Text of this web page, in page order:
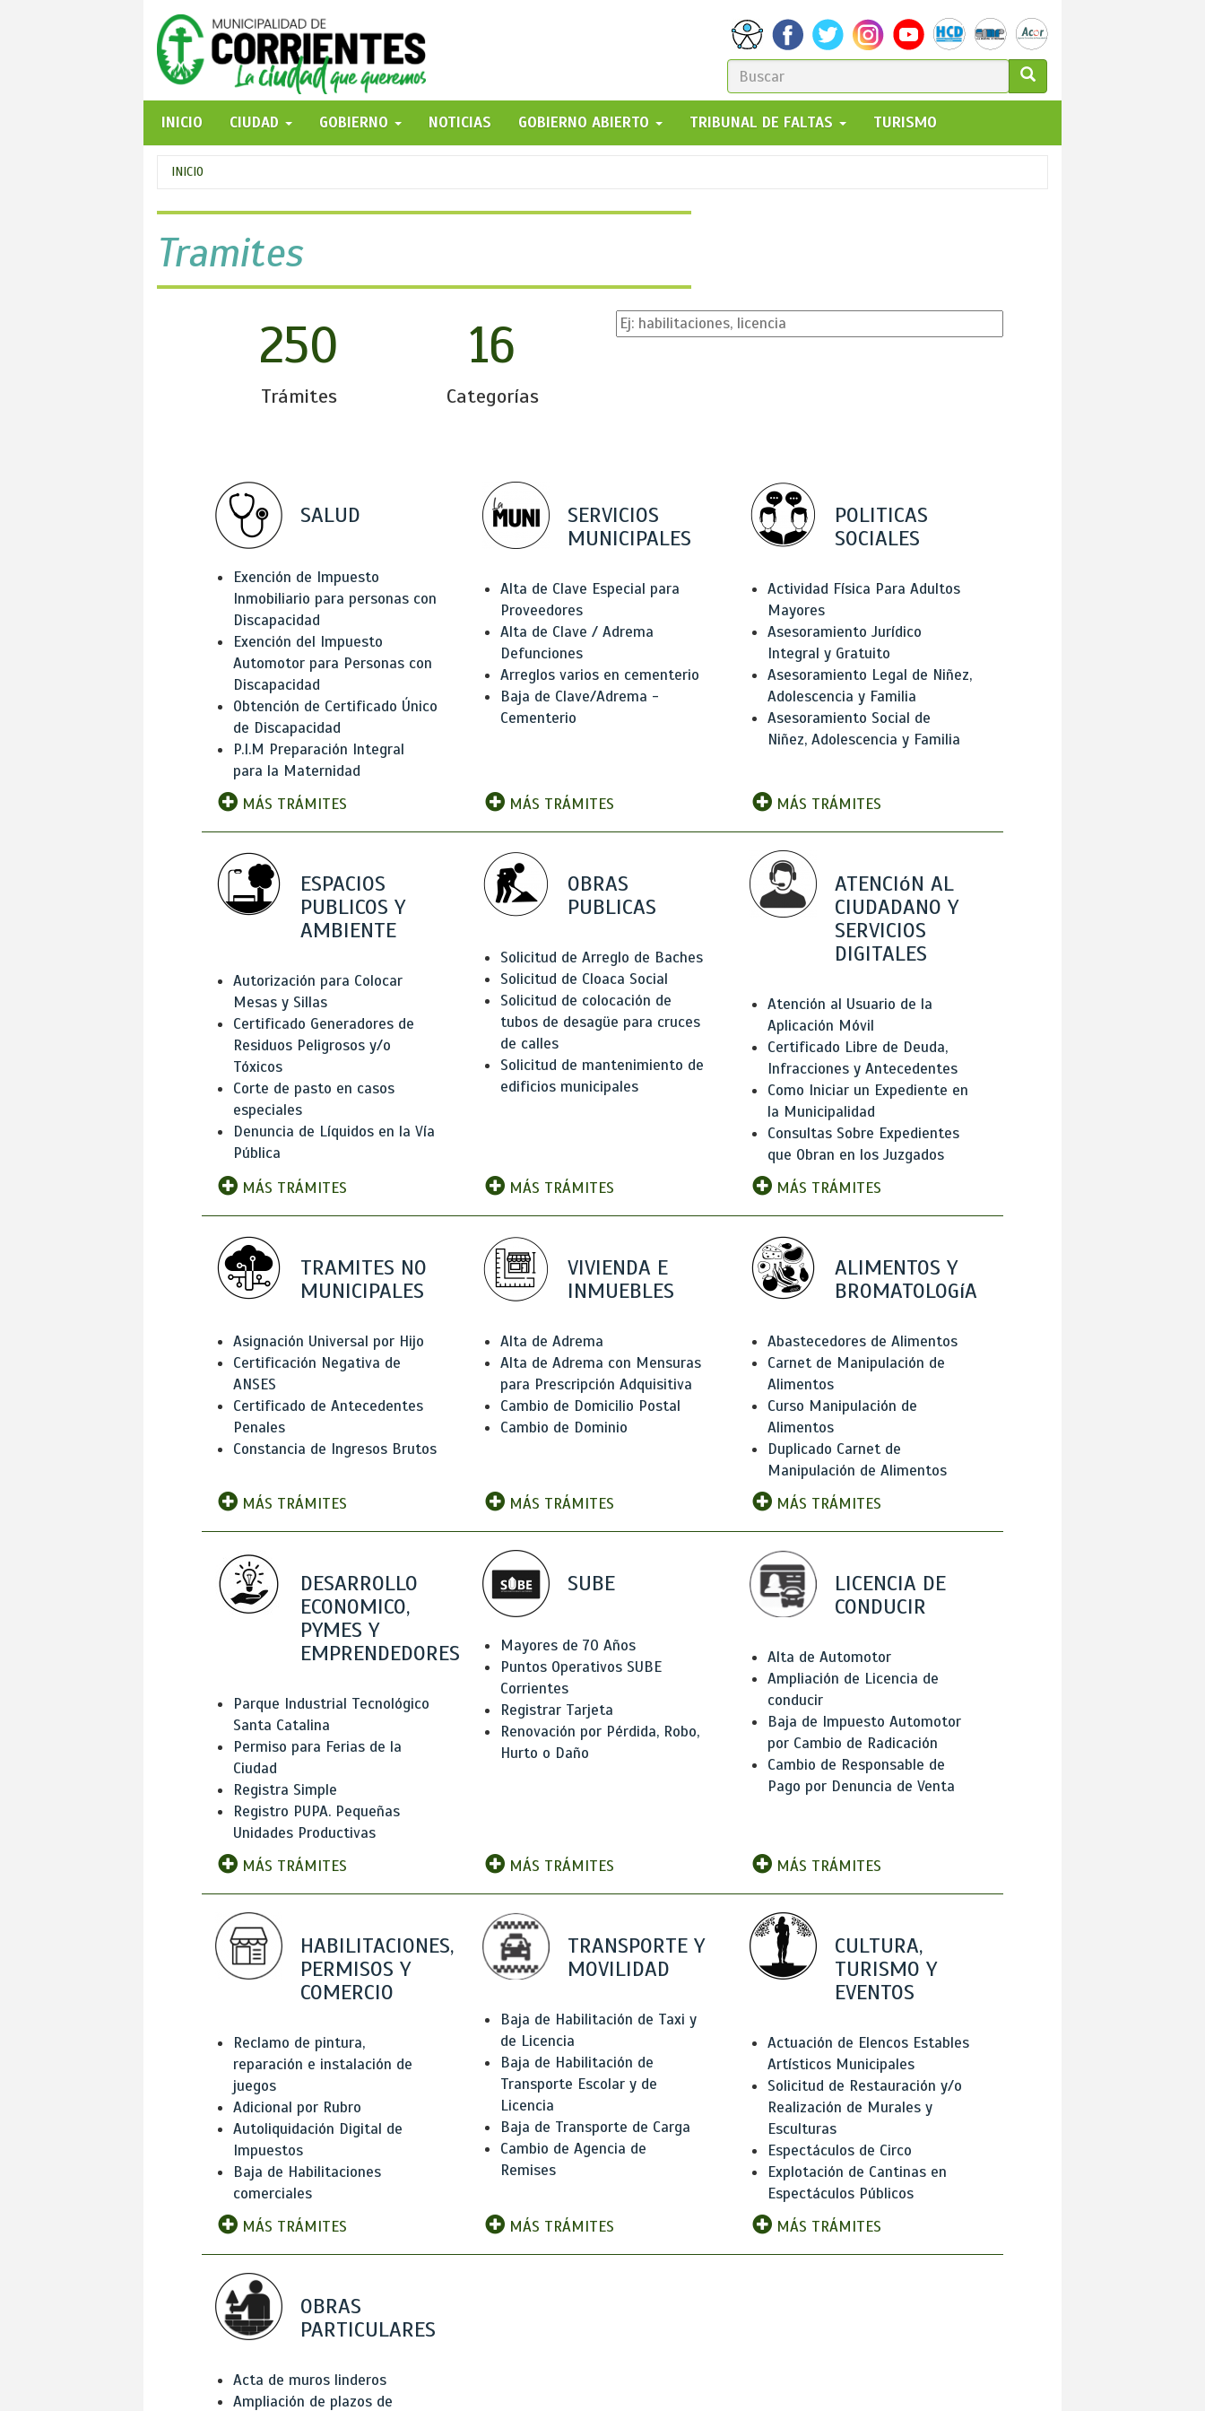
FORMULARIO
DE
BÚSQUEDA
GO!
INICIO
CIUDAD GOBIERNO NOTICIAS GOBIERNO ABIERTO TRIBUNAL DE FALTAS TURISMO
Se
encuentra
usted
aquí
INICIO
Tramites
250
Trámites
16
Categorías
SALUD
Exención de Impuesto
Inmobiliario para personas con
Discapacidad
Exención del Impuesto
Automotor para Personas con
Discapacidad
Obtención de Certificado Único
de Discapacidad
P.I.M Preparación Integral
para la Maternidad
MÁS TRÁMITES
SERVICIOS
MUNICIPALES
Alta de Clave Especial para
Proveedores
Alta de Clave / Adrema
Defunciones
Arreglos varios en cementerio
Baja de Clave/Adrema -
Cementerio
MÁS TRÁMITES
POLITICAS
SOCIALES
Actividad Física Para Adultos
Mayores
Asesoramiento Jurídico
Integral y Gratuito
Asesoramiento Legal de Niñez,
Adolescencia y Familia
Asesoramiento Social de
Niñez, Adolescencia y Familia
MÁS TRÁMITES
ESPACIOS
PUBLICOS Y
AMBIENTE
Autorización para Colocar
Mesas y Sillas
Certificado Generadores de
Residuos Peligrosos y/o
Tóxicos
Corte de pasto en casos
especiales
Denuncia de Líquidos en la Vía
Pública
MÁS TRÁMITES
OBRAS
PUBLICAS
Solicitud de Arreglo de Baches
Solicitud de Cloaca Social
Solicitud de colocación de
tubos de desagüe para cruces
de calles
Solicitud de mantenimiento de
edificios municipales
MÁS TRÁMITES
ATENCIóN AL
CIUDADANO Y
SERVICIOS
DIGITALES
Atención al Usuario de la
Aplicación Móvil
Certificado Libre de Deuda,
Infracciones y Antecedentes
Como Iniciar un Expediente en
la Municipalidad
Consultas Sobre Expedientes
que Obran en los Juzgados
MÁS TRÁMITES
TRAMITES NO
MUNICIPALES
Asignación Universal por Hijo
Certificación Negativa de
ANSES
Certificado de Antecedentes
Penales
Constancia de Ingresos Brutos
MÁS TRÁMITES
VIVIENDA E
INMUEBLES
Alta de Adrema
Alta de Adrema con Mensuras
para Prescripción Adquisitiva
Cambio de Domicilio Postal
Cambio de Dominio
MÁS TRÁMITES
ALIMENTOS Y
BROMATOLOGíA
Abastecedores de Alimentos
Carnet de Manipulación de
Alimentos
Curso Manipulación de
Alimentos
Duplicado Carnet de
Manipulación de Alimentos
MÁS TRÁMITES
DESARROLLO
ECONOMICO,
PYMES Y
EMPRENDEDORES
Parque Industrial Tecnológico
Santa Catalina
Permiso para Ferias de la
Ciudad
Registra Simple
Registro PUPA. Pequeñas
Unidades Productivas
MÁS TRÁMITES
SUBE
Mayores de 70 Años
Puntos Operativos SUBE
Corrientes
Registrar Tarjeta
Renovación por Pérdida, Robo,
Hurto o Daño
MÁS TRÁMITES
LICENCIA DE
CONDUCIR
Alta de Automotor
Ampliación de Licencia de
conducir
Baja de Impuesto Automotor
por Cambio de Radicación
Cambio de Responsable de
Pago por Denuncia de Venta
MÁS TRÁMITES
HABILITACIONES,
PERMISOS Y
COMERCIO
Reclamo de pintura,
reparación e instalación de
juegos
Adicional por Rubro
Autoliquidación Digital de
Impuestos
Baja de Habilitaciones
comerciales
MÁS TRÁMITES
TRANSPORTE Y
MOVILIDAD
Baja de Habilitación de Taxi y
de Licencia
Baja de Habilitación de
Transporte Escolar y de
Licencia
Baja de Transporte de Carga
Cambio de Agencia de
Remises
MÁS TRÁMITES
CULTURA,
TURISMO Y
EVENTOS
Actuación de Elencos Estables
Artísticos Municipales
Solicitud de Restauración y/o
Realización de Murales y
Esculturas
Espectáculos de Circo
Explotación de Cantinas en
Espectáculos Públicos
MÁS TRÁMITES
OBRAS
PARTICULARES
Acta de muros linderos
Ampliación de plazos de